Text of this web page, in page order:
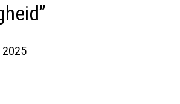
2025